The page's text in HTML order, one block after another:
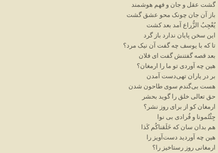
گشت عقل و جان و فهم هوشمند
باز
آن جان چونک محو عشق گشت
یُعْجِبُ
الزُّراع آمد بعد کشت
این سخن پایان ندارد باز گرد
تا که با یوسف چه گفت آن نیک مرد؟
بعد قصه گفتنش گفت ای فلان
هین چه آوردی تو ما را
ارمغان؟
بر در یاران تهیدست آمدن
هست بیگندم سوی طاحون شدن
حق تعالی خلق را گوید بحشر
ارمغان کو از برای روز نشر؟
جِئْتُمونا و فُرادی بی نوا
هم بدان سان که خَلَقناکُم کَذا
هین چه آوردید دست آویز را
ارمغانی روز رستاخیز را؟